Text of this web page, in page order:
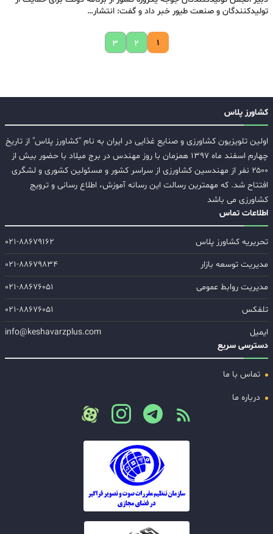
تولیدکنندگان و صنعت طیور خبر داد و گفت: انتشار…
۱ ۲ ۳
کشاورز پلاس
اولین تلویزیون کشاورزی و صنایع غذایی در ایران به نام "کشاورز پلاس" از تاریخ
چهارم اسفند ماه ۱۳۹۷ همزمان با روز مهندس در برج میلاد با حضور بیش از
۲۵۰۰ نفر از مهندسین کشاورزی از سراسر کشور و مسئولین کشوری و لشگری
افتتاح شد. که مهمترین رسالت این رسانه آموزش، اطلاع رسانی و ترویج
کشاورزی می باشد
اطلاعات تماس
تحریریه کشاورز پلاس
۰۲۱-۸۸۶۷۹۱۶۲
مدیریت توسعه بازار
۰۲۱-۸۸۶۷۹۸۳۴
مدیریت روابط عمومی
۰۲۱-۸۸۶۷۶۰۵۱
تلفکس
۰۲۱-۸۸۶۷۶۰۵۱
ایمیل
info@keshavarzplus.com
دسترسی سریع
تماس با ما
درباره ما